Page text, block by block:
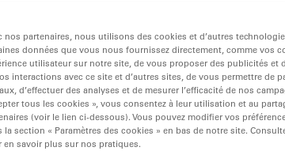
Explorez notresélecteur
alternatives et trouvez
à vos besoins.
nos partenaires, nous utilisons des cookies et d’autres
données que vous nous fournissez directement, comme vos
utilisateur sur notre site, de vous proposer des publicités
interactions avec ce site et d’autres sites, de vous permettre de
d’effectuer des analyses et de mesurer l’efficacité de nos
tous les cookies », vous consentez à leur utilisation et au
(voir le lien ci-dessous). Vous pouvez modifier vos
la section « Paramètres des cookies » en bas de notre site.
en savoir plus sur nos pratiques.